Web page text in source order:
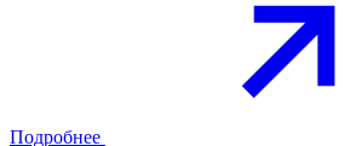
Подробнее